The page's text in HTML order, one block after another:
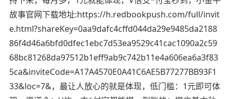
故事官网下载地址:https://h.redbookpush.com/full/invit
e.html?shareKey=0aa9dafc4cffd044da29e9485da2188
86f4d46a6bfd0dfec1ebc7d53ea9529c41cac1090a2c59
68bc81268da97512b1eff9ab9c742b11e4a606ea6a3f83
5ca&inviteCode=A17A4570E0A41C6AE5B77277BB93F1
33&loc=7&，最让人放心的就是体现，低门槛：1元即可体